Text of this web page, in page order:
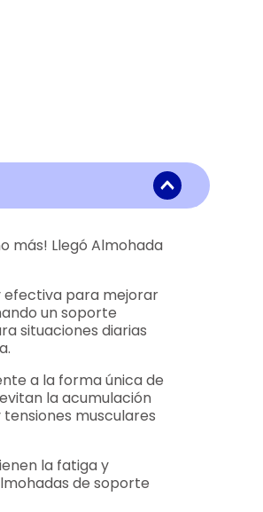
más! Llegó Almohada
efectiva para mejorar
un soporte
situaciones diarias
a la forma única de
la acumulación
musculares
la fatiga y
de soporte